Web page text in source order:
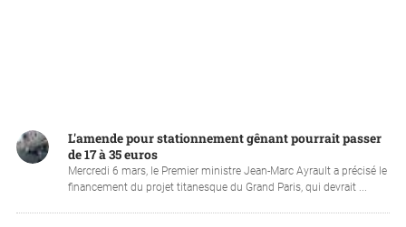
L'amende pour stationnement gênant pourrait passer
de 17 à 35 euros
Mercredi 6 mars, le Premier ministre Jean-Marc Ayrault a précisé le
financement du projet titanesque du Grand Paris, qui devrait ...